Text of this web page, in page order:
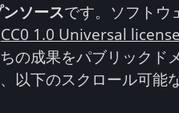
ソースです。ソフトウ
CC0 1.0 Universal license
の成果をパブリックド
以下のスクロール可能